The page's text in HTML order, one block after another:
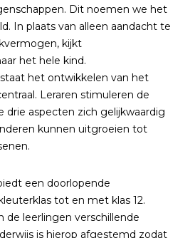
Dit noemen we het
In plaats van alleen aandacht te
kijkt
het hele kind.
het ontwikkelen van het
Leraren stimuleren de
drie aspecten zich gelijkwaardig
kunnen uitgroeien tot
een doorlopende
tot en met klas 12.
de leerlingen verschillende
is hierop afgestemd zodat